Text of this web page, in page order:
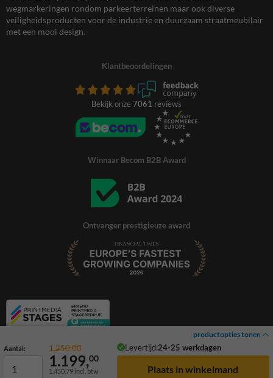
productopties tonen
Aantal: 1.250,00 Levertijd:24-25 werkdagen
1.199,00
1.450,79 incl. btw
wegmarkeringen rondom parkeerterreinen maar ook diverse
veiligheidsproducten voor de industrie en duurzaam straatmeubilair
met een mooi design.
Klantbeoordelingen
Bekijk onze 7061 reviews
Winnaar Becom B2B Award
Ontvanger prestigieuze award
© 2026 TrafficSupply. Alle rechten voorbehouden.